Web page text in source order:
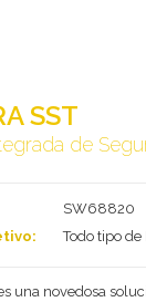
SST
de
SW68820
Todo tipo
es una novedosa